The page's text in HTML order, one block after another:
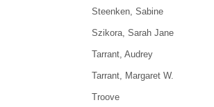
Steenken, Sabine
Szikora, Sarah Jane
Tarrant, Audrey
Tarrant, Margaret W.
Troove